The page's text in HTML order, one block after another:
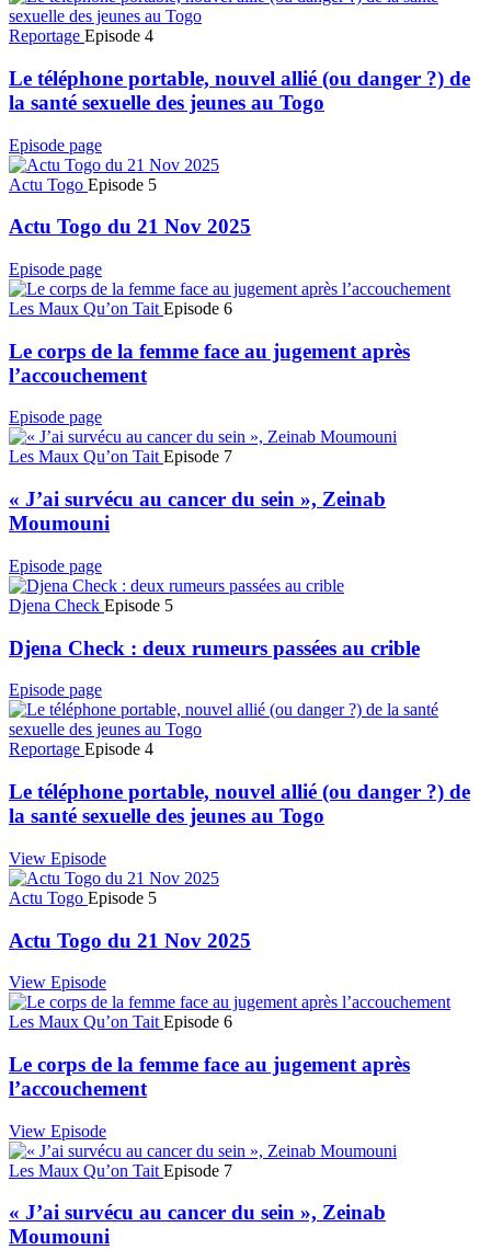
Reportage Episode 4
Le téléphone portable, nouvel allié (ou danger ?) de
la santé sexuelle des jeunes au Togo
Episode page
Actu Togo Episode 5
Actu Togo du 21 Nov 2025
Episode page
Les Maux Qu’on Tait Episode 6
Le corps de la femme face au jugement après
l’accouchement
Episode page
Les Maux Qu’on TaitEpisode 7
« J’ai survécu au cancer du sein », Zeinab
Moumouni
Episode page
Djena Check Episode 5
Djena Check : deux rumeurs passées au crible
Episode page
Reportage Episode 4
Le téléphone portable, nouvel allié (ou danger ?) de
la santé sexuelle des jeunes au Togo
View Episode
Actu Togo Episode 5
Actu Togo du 21 Nov 2025
View Episode
Les Maux Qu’on Tait Episode 6
Le corps de la femme face au jugement après
l’accouchement
View Episode
Les Maux Qu’on Tait Episode 7
« J’ai survécu au cancer du sein », Zeinab
Moumouni